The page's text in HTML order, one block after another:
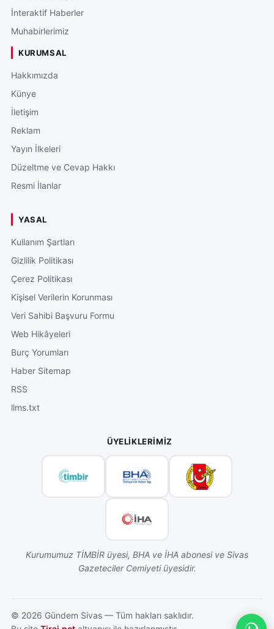
İnteraktif Haberler
Muhabirlerimiz
KURUMSAL
Hakkımızda
Künye
İletişim
Reklam
Yayın İlkeleri
Düzeltme ve Cevap Hakkı
Resmi İlanlar
YASAL
Kullanım Şartları
Gizlilik Politikası
Çerez Politikası
Kişisel Verilerin Korunması
Veri Sahibi Başvuru Formu
Web Hikâyeleri
Burç Yorumları
Haber Sitemap
RSS
llms.txt
ÜYELIKLERIMIZ
Kurumumuz TİMBİR üyesi, BHA ve İHA abonesi ve Sivas
Gazeteciler Cemiyeti üyesidir.
© 2026 Gündem Sivas — Tüm hakları saklıdır.